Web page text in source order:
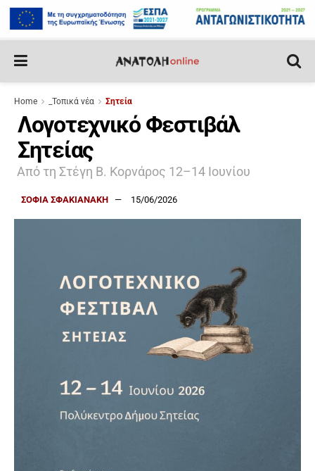
Home _Τοπικά νέα Σητεία
Λογοτεχνικό Φεστιβάλ
Σητείας
Από τη Στέγη Β. Κορνάρος 12–14 Ιουνίου
ΣΟΦΙΑ ΣΦΑΚΙΑΝΑΚΗ 15/06/2026